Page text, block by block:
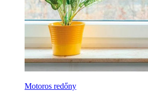
Motoros redőny